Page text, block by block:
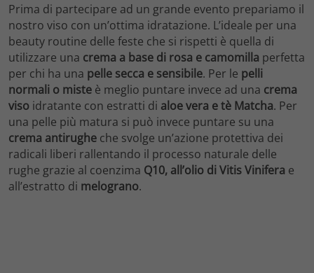
Prima di partecipare ad un grande evento prepariamo il
nostro viso con un’ottima idratazione. L’ideale per una
beauty routine delle feste che si rispetti è quella di
utilizzare una crema a base di rosa e camomilla perfetta
per chi ha una pelle secca e sensibile. Per le pelli
normali o miste è meglio puntare invece ad una crema
viso idratante con estratti di aloe vera e tè Matcha. Per
una pelle più matura si può invece puntare su una
crema antirughe che svolge un’azione protettiva dei
radicali liberi rallentando il processo naturale delle
rughe grazie al coenzima Q10, all’olio di Vitis Vinifera e
all’estratto di melograno.